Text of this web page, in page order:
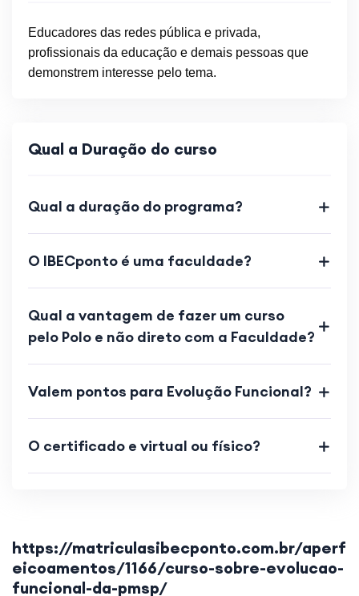
Educadores das redes pública e privada,
profissionais da educação e demais pessoas que
demonstrem interesse pelo tema.
Qual a Duração do curso
Qual a duração do programa?
O IBECponto é uma faculdade?
Qual a vantagem de fazer um curso
pelo Polo e não direto com a Faculdade?
Valem pontos para Evolução Funcional?
O certificado e virtual ou físico?
https://matriculasibecponto.com.br/aperf
eicoamentos/1166/curso-sobre-evolucao-
funcional-da-pmsp/